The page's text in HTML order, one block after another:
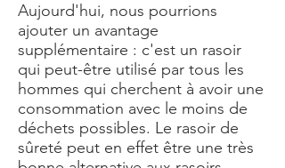
Aujourd'hui, nous pourrions
ajouter un avantage
supplémentaire : c'est un rasoir
qui peut-être utilisé par tous les
hommes qui cherchent à avoir une
consommation avec le moins de
déchets possibles. Le rasoir de
sûreté peut en effet être une très